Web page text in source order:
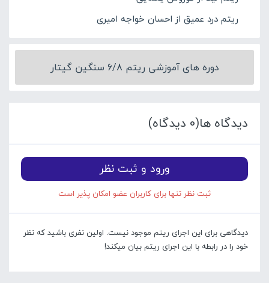
ریتم درد عمیق از احسان خواجه امیری
دوره های آموزشی ریتم 6/8 سنگین گیتار
دیدگاه ها(0 دیدگاه)
ورود و ثبت نظر
ثبت نظر تنها برای کاربران عضو امکان پذیر است
دیدگاهی برای این اجرای ریتم موجود نیست. اولین نفری باشید که نظر
خود را در رابطه با این اجرای ریتم بیان میکند!